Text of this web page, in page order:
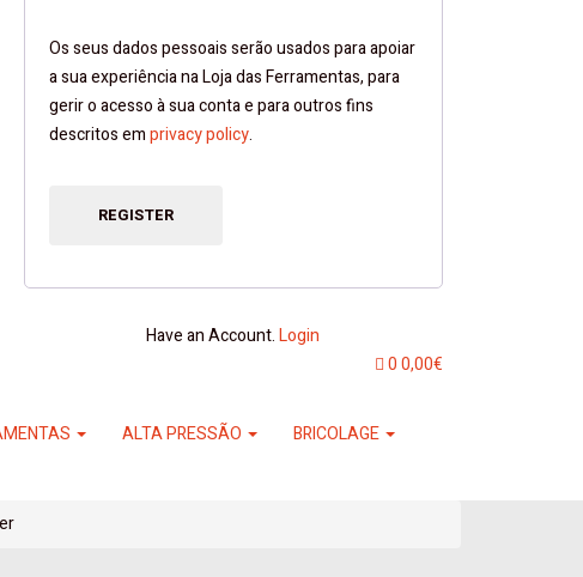
Os seus dados pessoais serão usados ​​para apoiar
a sua experiência na Loja das Ferramentas, para
gerir o acesso à sua conta e para outros fins
descritos emprivacy policy.
REGISTER
Have an Account.Login
00,00€
ALTA PRESSÃO BRICOLAGE